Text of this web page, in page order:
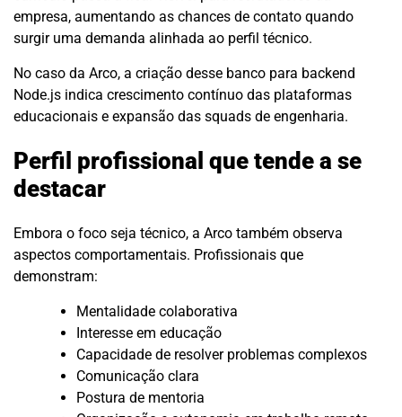
empresa, aumentando as chances de contato quando
surgir uma demanda alinhada ao perfil técnico.
No caso da Arco, a criação desse banco para backend
Node.js indica crescimento contínuo das plataformas
educacionais e expansão das squads de engenharia.
Perfil profissional que tende a se
destacar
Embora o foco seja técnico, a Arco também observa
aspectos comportamentais. Profissionais que
demonstram:
Mentalidade colaborativa
Interesse em educação
Capacidade de resolver problemas complexos
Comunicação clara
Postura de mentoria